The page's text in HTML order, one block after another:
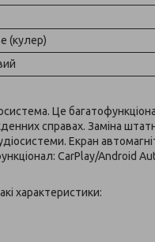
(кулер)
Це
справах. Заміна
Екран
CarPlay/Android
характеристики: